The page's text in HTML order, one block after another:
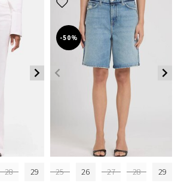
28 29
-50%
25 26 27 28 29